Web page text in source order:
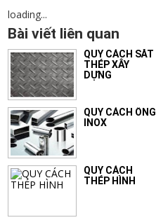
loading...
Bài viết liên quan
QUY CÁCH SẮT
THÉP XÂY
DỰNG
QUY CÁCH ỐNG
INOX
QUY CÁCH
THÉP HÌNH